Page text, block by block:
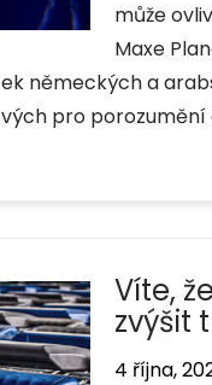
může
Maxe
německých a
pro porozumění
Víte,
zvýšit
4 října,